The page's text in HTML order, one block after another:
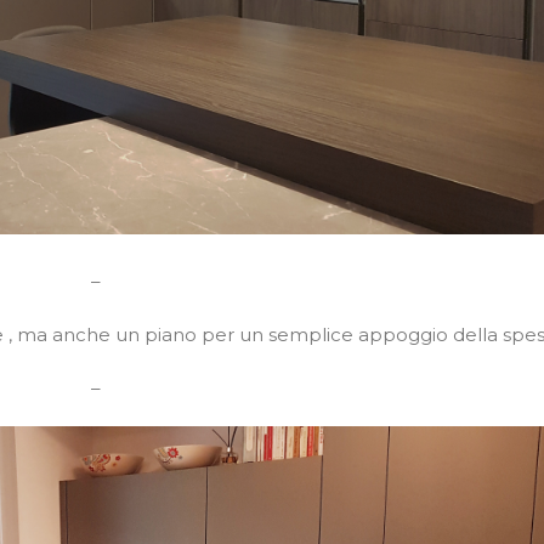
–
ma anche un piano per un semplice appoggio della
–